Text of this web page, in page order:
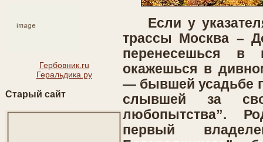
Гербовник.ru
Геральдика.ру
Старый сайт
Если у
трассы Москва –
перенесешься в
окажешься в
— бывшей усадьбе
слывшей за
любопытства”.
первый